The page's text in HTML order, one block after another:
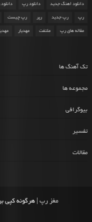
دانلود اهنگ جدید دانلود رپ
رپ رپ جدید رپر رپ چیست
مقاله های رپ ملتفت مهدیار
تک آهنگ ها
مجموعه ها
بیوگرافی
تفسیر
مقالات
مغز رپ | هرگونه کپی